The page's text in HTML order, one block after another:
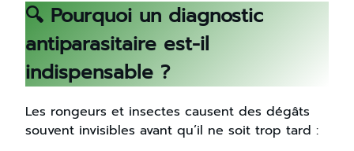
🔍 Pourquoi un diagnostic
antiparasitaire est-il
indispensable ?
Les rongeurs et insectes causent des dégâts
souvent invisibles avant qu’il ne soit trop tard :